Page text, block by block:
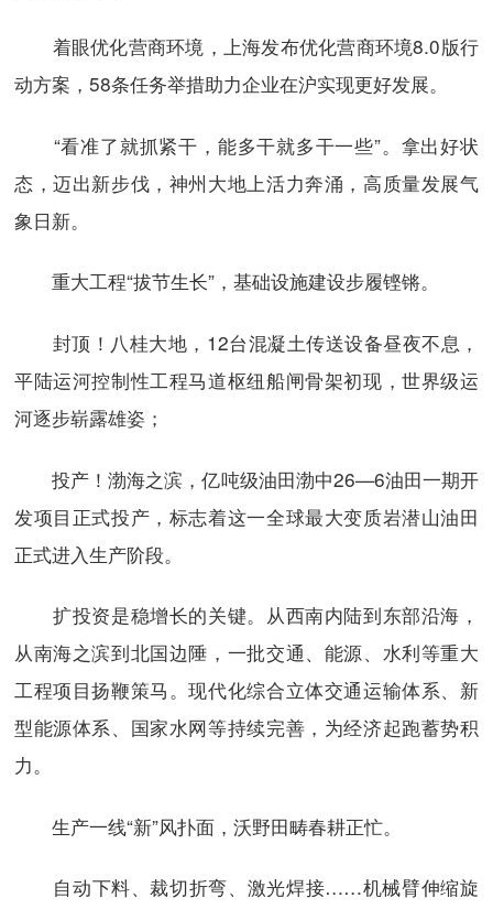
着眼优化营商环境，上海发布优化营商环境8.0版行
动方案，58条任务举措助力企业在沪实现更好发展。
“看准了就抓紧干，能多干就多干一些”。拿出好状
态，迈出新步伐，神州大地上活力奔涌，高质量发展气
象日新。
重大工程“拔节生长”，基础设施建设步履铿锵。
封顶！八桂大地，12台混凝土传送设备昼夜不息，
平陆运河控制性工程马道枢纽船闸骨架初现，世界级运
河逐步崭露雄姿；
投产！渤海之滨，亿吨级油田渤中26—6油田一期开
发项目正式投产，标志着这一全球最大变质岩潜山油田
正式进入生产阶段。
扩投资是稳增长的关键。从西南内陆到东部沿海，
从南海之滨到北国边陲，一批交通、能源、水利等重大
工程项目扬鞭策马。现代化综合立体交通运输体系、新
型能源体系、国家水网等持续完善，为经济起跑蓄势积
力。
生产一线“新”风扑面，沃野田畴春耕正忙。
自动下料、裁切折弯、激光焊接……机械臂伸缩旋